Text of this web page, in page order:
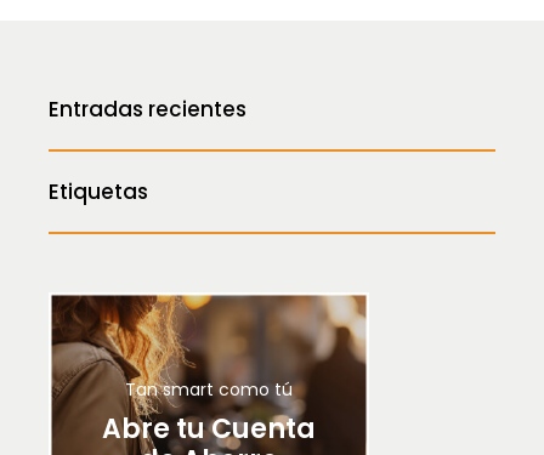
Entradas recientes
Etiquetas
Tan smart como tú
Abre tu Cuenta